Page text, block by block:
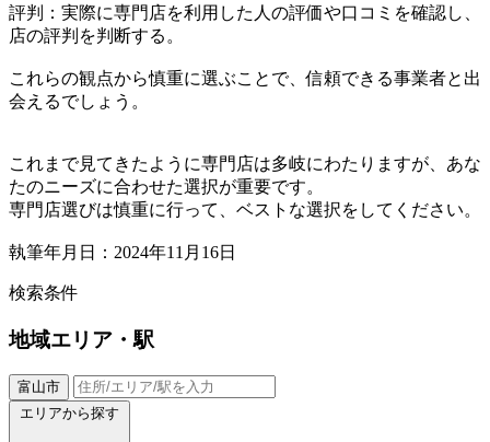
評判：実際に専門店を利用した人の評価や口コミを確認し、
店の評判を判断する。
これらの観点から慎重に選ぶことで、信頼できる事業者と出
会えるでしょう。
これまで見てきたように専門店は多岐にわたりますが、あな
たのニーズに合わせた選択が重要です。
専門店選びは慎重に行って、ベストな選択をしてください。
執筆年月日：2024年11月16日
検索条件
地域エリア・駅
富山市
エリアから探す